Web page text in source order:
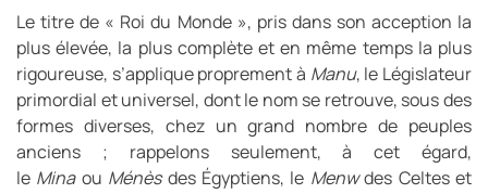
Le titre de « Roi du Monde », pris dans son acception la
plus élevée, la plus complète et en même temps la plus
rigoureuse, s’applique proprement à Manu, le Législateur
primordial et universel, dont le nom se retrouve, sous des
formes diverses, chez un grand nombre de peuples
anciens ; rappelons seulement, à cet égard,
le Mina ou Ménèsdes Égyptiens, le Menwdes Celtes et